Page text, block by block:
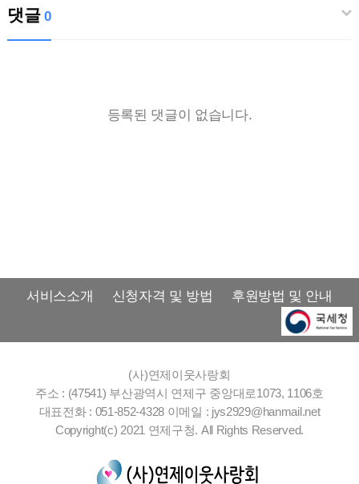
댓글0
등록된 댓글이 없습니다.
서비스소개 신청자격 및 방법 후원방법 및 안내
(사)연제이웃사랑회
주소 : (47541) 부산광역시 연제구 중앙대로1073, 1106호
대표전화 : 051-852-4328 이메일 : jys2929@hanmail.net
Copyright(c) 2021 연제구청. All Rights Reserved.